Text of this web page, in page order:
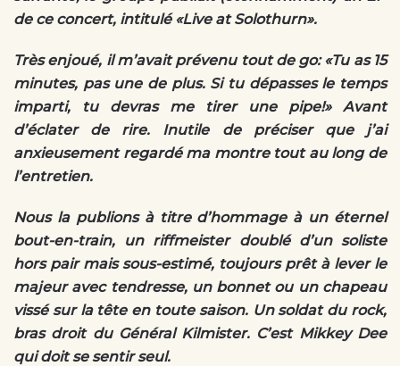
de ce concert, intitulé «Live at Solothurn».
Très enjoué, il m’avait prévenu tout de go: «Tu as 15
minutes, pas une de plus. Si tu dépasses le temps
imparti, tu devras me tirer une pipe!» Avant
d’éclater de rire. Inutile de préciser que j’ai
anxieusement regardé ma montre tout au long de
l’entretien.
Nous la publions à titre d’hommage à un éternel
bout-en-train, un riffmeister doublé d’un soliste
hors pair mais sous-estimé, toujours prêt à lever le
majeur avec tendresse, un bonnet ou un chapeau
vissé sur la tête en toute saison. Un soldat du rock,
bras droit du Général Kilmister. C’est Mikkey Dee
qui doit se sentir seul.